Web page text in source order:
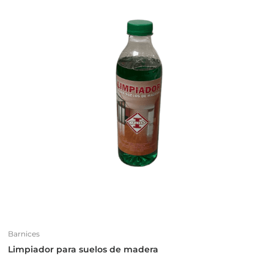
Barnices
Limpiador para suelos de madera